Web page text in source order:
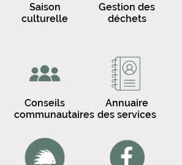
Saison
culturelle
Gestion des
déchets
Conseils
communautaires
Annuaire
des services